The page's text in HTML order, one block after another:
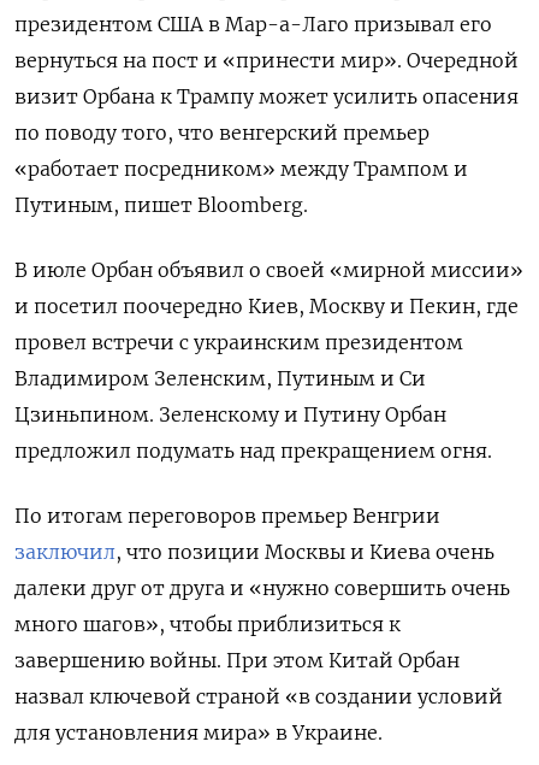
президентом США в Мар-а-Лаго призывал его
вернуться на пост и «принести мир». Очередной
визит Орбана к Трампу может усилить опасения
по поводу того, что венгерский премьер
«работает посредником» между Трампом и
Путиным, пишет Bloomberg.
В июле Орбан объявил о своей «мирной миссии»
и посетил поочередно Киев, Москву и Пекин, где
провел встречи с украинским президентом
Владимиром Зеленским, Путиным и Си
Цзиньпином. Зеленскому и Путину Орбан
предложил подумать над прекращением огня.
По итогам переговоров премьер Венгрии
заключил, что позиции Москвы и Киева очень
далеки друг от друга и «нужно совершить очень
много шагов», чтобы приблизиться к
завершению войны. При этом Китай Орбан
назвал ключевой страной «в создании условий
для установления мира» в Украине.